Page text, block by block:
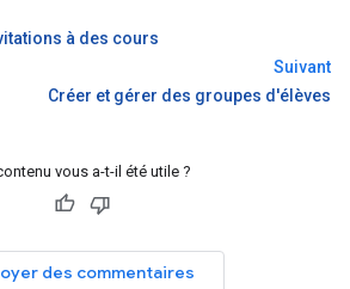
à des cours
Suivant
Créer et gérer des groupes d'élèves
vous a-t-il été utile ?
des commentaires